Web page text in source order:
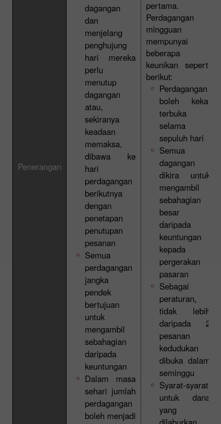
Penerangan
dagangan
dan
menjelang
penghujung
hari mereka
perlu
menutup
dagangan
atau,
sekiranya
keadaan
memaksa,
dibawa ke
hari
perdagangan
berikutnya
dengan
penetapan
penutupan
pesanan
Semua
perdagangan
jangka
pendek
bertujuan
untuk
mengambil
sebahagian
daripada
keuntungan
Dalam masa
sehari jumlah
perdagangan
boleh menjadi
pertama.
Perdagangan
mingguan
mempunyai
beberapa
keunikan seperti
berikut:
Perdagangan
boleh kekal
terbuka
selama
sepuluh hari
Semua
dagangan
dikira untuk
mengambil
sebahagian
besar
daripada
keuntungan
kepada
pergerakan
pasaran
Sebagai
peraturan,
tidak lebih
daripada 2
pesanan
kedudukan
dibuka dalam
seminggu
Syarat-syarat
untuk dana
yang